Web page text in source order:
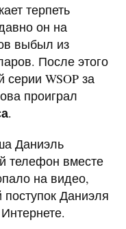
терпеть
он на
выбыл из
После этого
серии WSOP за
проиграл
.
Даниэль
телефон вместе
на видео,
Даниэля